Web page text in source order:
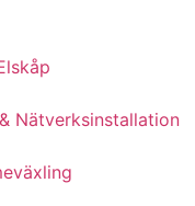
Nätverksinstallation